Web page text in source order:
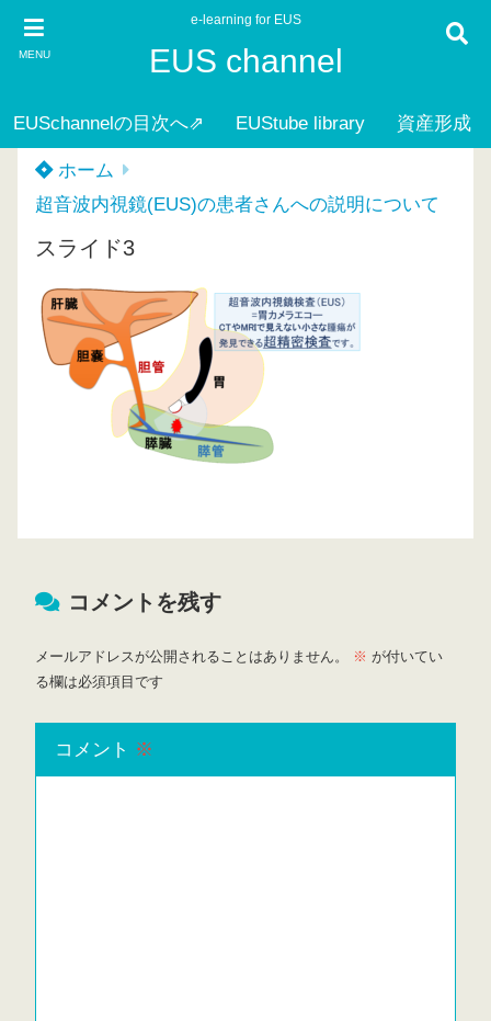
MENU
e-learning for EUS
EUS channel
EUSchannelの目次へ⇗ EUStube library 資産形成
ホーム
超音波内視鏡(EUS)の患者さんへの説明について
スライド3
コメントを残す
メールアドレスが公開されることはありません。 ※ が付いてい
る欄は必須項目です
コメント ※